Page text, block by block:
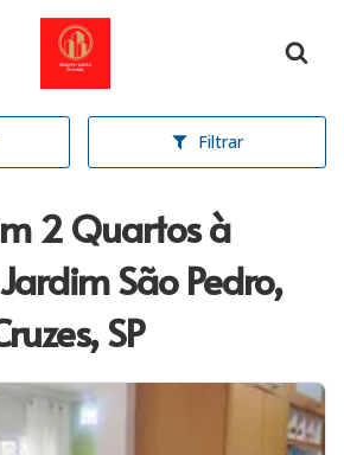
Página inicial
Filtrar
2 Quartos à
São Pedro,
SP